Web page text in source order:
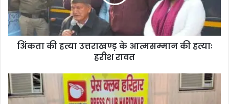
अिंंकता की हत्या उत्तराखण्ड़ के आत्मसम्मान की हत्याः
हरीश रावत